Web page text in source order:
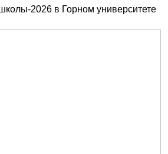
2026 в Горном университете